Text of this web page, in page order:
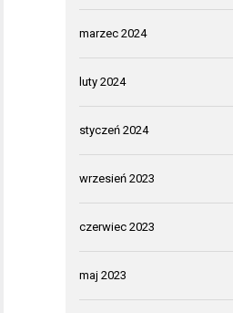
marzec 2024
luty 2024
styczeń 2024
wrzesień 2023
czerwiec 2023
maj 2023